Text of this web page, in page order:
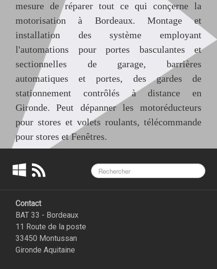
mesure de réparer tout ce qui conçerne la
motorisation à Bordeaux. Montage et
installation des système employant
l'automations pour portes basculantes et
sectionnelles de garage, barrières
automatiques et portes, des gardes de
stationnement contrôlés à distance en
Gironde. Peut dépanner les motoréducteurs
pour stores et volets roulants, télécommande
pour stores et Fenêtres.
Contact
BAT 33 - Bordeaux
11 Route de la poste
33450 Montussan
Gironde Aquitaine